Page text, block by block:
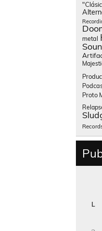
metal
Proto
L